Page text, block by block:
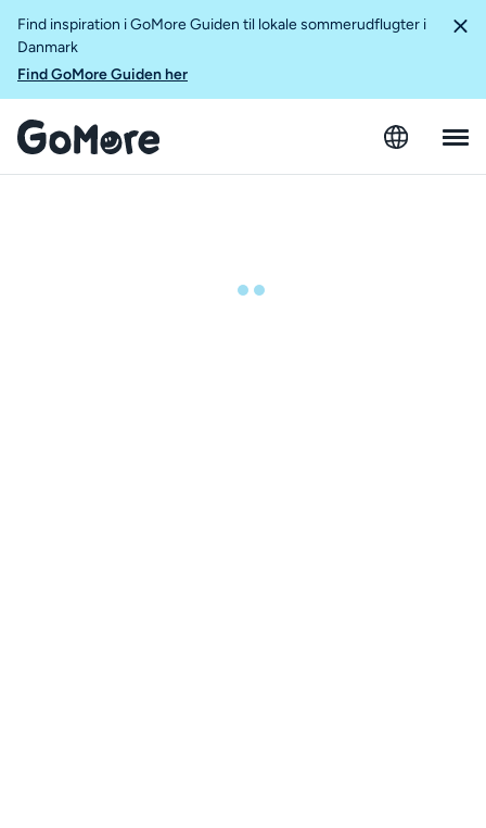
Find inspiration i GoMore Guiden til lokale sommerudflugter i
Danmark
Find GoMore Guiden her